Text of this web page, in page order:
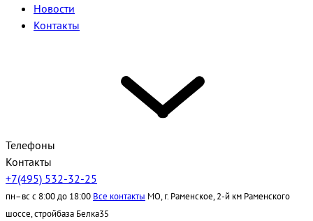
Новости
Контакты
Телефоны
Контакты
+7(495) 532-32-25
пн–вс с 8:00 до 18:00 Все контакты МО, г. Раменское, 2-й км Раменского
шоссе, стройбаза Белка35